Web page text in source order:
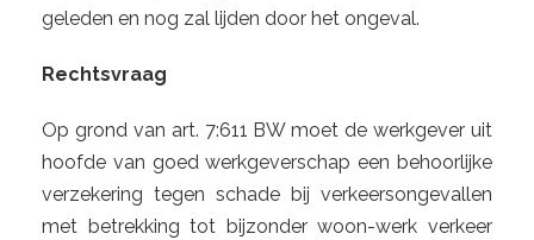
geleden en nog zal lijden door het ongeval.
Rechtsvraag
Op grond van art. 7:611 BW moet de werkgever uit
hoofde van goed werkgeverschap een behoorlijke
verzekering tegen schade bij verkeersongevallen
met betrekking tot bijzonder woon-werk verkeer